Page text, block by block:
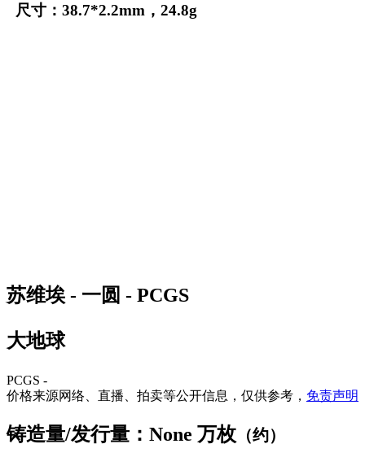
尺寸：38.7*2.2mm，24.8g
苏维埃 - 一圆 - PCGS
大地球
PCGS -
价格来源网络、直播、拍卖等公开信息，仅供参考， 免责声明
铸造量/发行量：None 万枚 （约）